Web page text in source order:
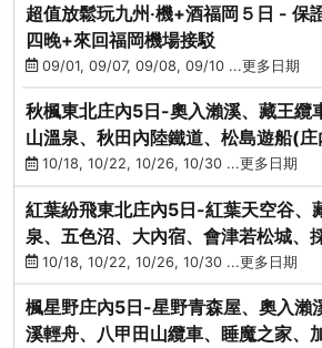
超值放鬆玩九州‧機+酒福岡５日 - 保
四晚+來回福岡機場接駁
09/01, 09/07, 09/08, 09/10 ...更多日期
秋楓東北庄內5日-奧入瀨溪、藏王纜
山溫泉、秋田內陸鐵道、松島遊船(
10/18, 10/22, 10/26, 10/30 ...更多日期
紅葉紛飛東北庄內5日-紅葉天空谷、
泉、五色沼、大內宿、會津若松城、
10/18, 10/22, 10/26, 10/30 ...更多日期
楓星野庄內5日-星野青森屋、奧入瀨
溪輕舟、八甲田山纜車、睡魔之家、